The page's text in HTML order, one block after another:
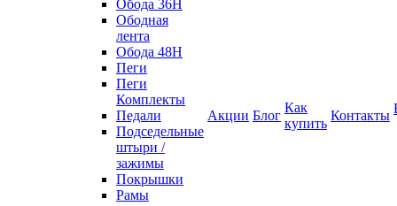
Обода 36H
Ободная
лента
Обода 48H
Пеги
Пеги
Комплекты
Педали
Подседельные
штыри /
зажимы
Покрышки
Рамы
Акции Блог
Как
купить
Контакты